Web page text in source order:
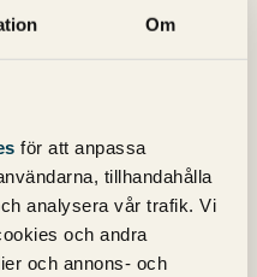
Om
för att anpassa
tillhandahålla
analysera vår trafik. Vi
och andra
och annons- och
allt för många
som historiskt sett
de idag fokuserar på att
sidor som har en
Den naturliga följdfrågan
ett sökord utan att det
inte ge en exakt siffra,
hur pass väl texten flyter